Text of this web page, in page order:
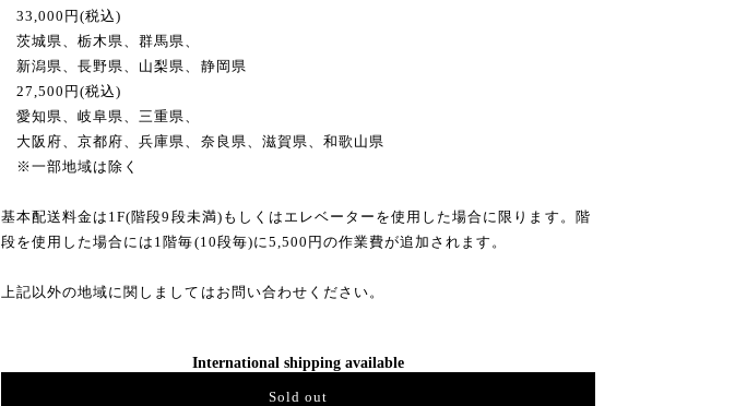
33,000円(税込)
茨城県、栃木県、群馬県、
新潟県、長野県、山梨県、静岡県
27,500円(税込)
愛知県、岐阜県、三重県、
大阪府、京都府、兵庫県、奈良県、滋賀県、和歌山県
※一部地域は除く
基本配送料金は1F(階段9段未満)もしくはエレベーターを使用した場合に限ります。階
段を使用した場合には1階毎(10段毎)に5,500円の作業費が追加されます。
上記以外の地域に関しましてはお問い合わせください。
International shipping available
Sold out